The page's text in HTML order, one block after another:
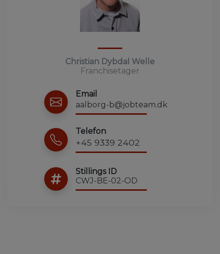
Christian Dybdal Welle
Franchisetager
Email
aalborg-b@jobteam.dk
Telefon
+45 9339 2402
Stillings ID
CWJ-BE-02-OD